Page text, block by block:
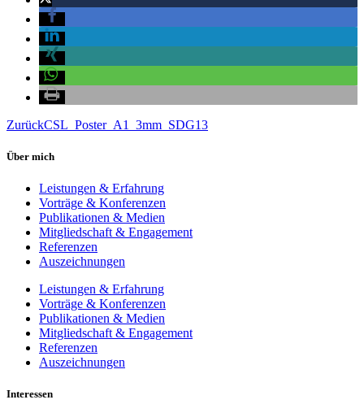
ZurückCSL_Poster_A1_3mm_SDG13
Über mich
Leistungen & Erfahrung
Vorträge & Konferenzen
Publikationen & Medien
Mitgliedschaft & Engagement
Referenzen
Auszeichnungen
Leistungen & Erfahrung
Vorträge & Konferenzen
Publikationen & Medien
Mitgliedschaft & Engagement
Referenzen
Auszeichnungen
Interessen